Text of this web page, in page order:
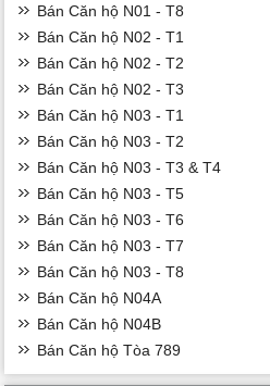
Bán Căn hộ N01 - T8
Bán Căn hộ N02 - T1
Bán Căn hộ N02 - T2
Bán Căn hộ N02 - T3
Bán Căn hộ N03 - T1
Bán Căn hộ N03 - T2
Bán Căn hộ N03 - T3 & T4
Bán Căn hộ N03 - T5
Bán Căn hộ N03 - T6
Bán Căn hộ N03 - T7
Bán Căn hộ N03 - T8
Bán Căn hộ N04A
Bán Căn hộ N04B
Bán Căn hộ Tòa 789